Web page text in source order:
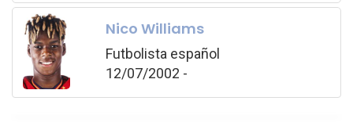
Nico Williams
Futbolista español
12/07/2002 -